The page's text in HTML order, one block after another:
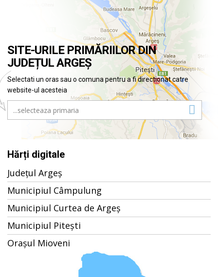
SITE-URILE PRIMĂRIILOR DIN
JUDEȚUL ARGEȘ
Selectati un oras sau o comuna pentru a fi directionat catre
website-ul acesteia
Hărți digitale
Județul Argeș
Municipiul Câmpulung
Municipiul Curtea de Argeș
Municipiul Pitești
Orașul Mioveni